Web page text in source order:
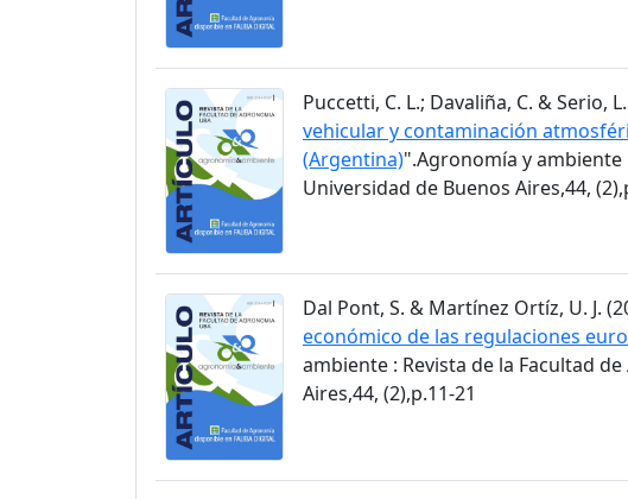
Puccetti, C. L.; Davaliña, C. & Serio,
vehicular y contaminación
(Argentina)".Agronomía y ambiente
Universidad de Buenos Aires,44,
Dal Pont, S. & Martínez Ortíz, U. J.
económico de las regulaciones
ambiente : Revista de la Facultad
Aires,44, (2),p.11-21